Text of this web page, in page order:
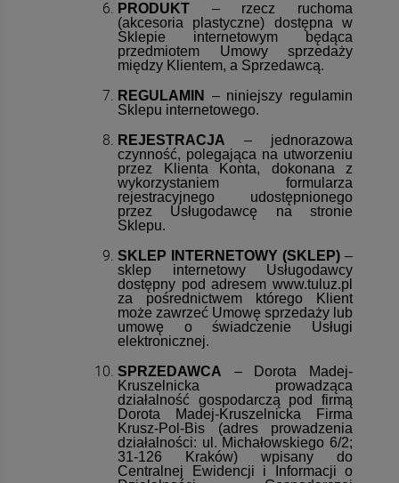
PRODUKT – rzecz ruchoma
(akcesoria plastyczne) dostępna w
Sklepie internetowym będąca
przedmiotem Umowy sprzedaży
między Klientem, a Sprzedawcą.
REGULAMIN
– niniejszy regulamin
Sklepu internetowego.
REJESTRACJA – jednorazowa
czynność, polegająca na utworzeniu
przez Klienta Konta, dokonana z
wykorzystaniem formularza
rejestracyjnego udostępnionego
przez Usługodawcę na stronie
Sklepu.
SKLEP INTERNETOWY (SKLEP) –
sklep internetowy Usługodawcy
dostępny pod adresem www.tuluz.pl
za pośrednictwem którego Klient
może zawrzeć Umowę sprzedaży lub
umowę o świadczenie Usługi
elektronicznej.
SPRZEDAWCA – Dorota Madej-
Kruszelnicka prowadząca
działalność gospodarczą pod firmą
Dorota Madej-Kruszelnicka Firma
Krusz-Pol-Bis (adres prowadzenia
działalności: ul. Michałowskiego 6/2;
31-126 Kraków) wpisany do
Centralnej Ewidencji i Informacji o